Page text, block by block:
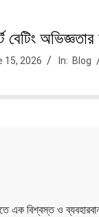
15, 2026 In: Blog
এক বিশ্বস্ত ও